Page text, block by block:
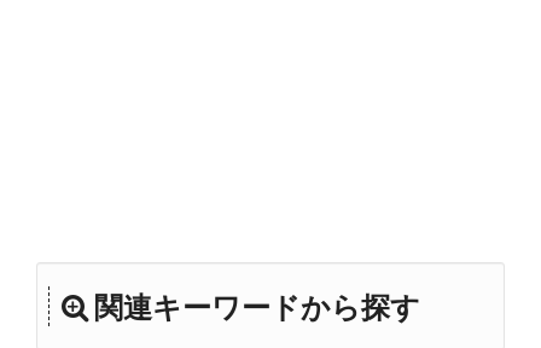
関連キーワードから探す